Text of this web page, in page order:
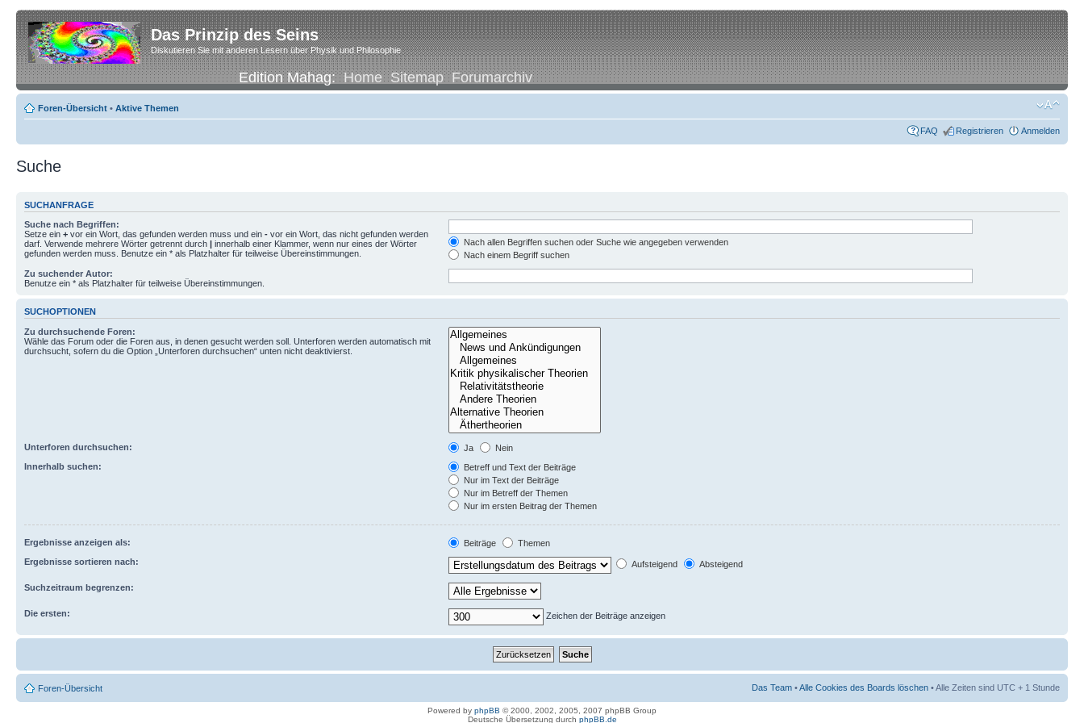
Das Prinzip des Seins
Diskutieren Sie mit anderen Lesern über Physik und Philosophie
Edition Mahag:Home Sitemap Forumarchiv
Foren-Übersicht • Aktive Themen
FAQ Registrieren Anmelden
Suche
SUCHANFRAGE
Suche nach Begriffen:
Setze ein + vor ein Wort, das gefunden werden muss und ein - vor ein Wort, das nicht gefunden werden
darf. Verwende mehrere Wörter getrennt durch | innerhalb einer Klammer, wenn nur eines der Wörter
gefunden werden muss. Benutze ein * als Platzhalter für teilweise Übereinstimmungen.
Nach allen Begriffen suchen oder Suche wie angegeben verwenden
Nach einem Begriff suchen
Zu suchender Autor:
Benutze ein * als Platzhalter für teilweise Übereinstimmungen.
SUCHOPTIONEN
Zu durchsuchende Foren:
Wähle das Forum oder die Foren aus, in denen gesucht werden soll. Unterforen werden automatisch mit
durchsucht, sofern du die Option „Unterforen durchsuchen“ unten nicht deaktivierst.
Unterforen durchsuchen: Ja
Nein
Innerhalb suchen:
Betreff und Text der Beiträge
Nur im Text der Beiträge
Nur im Betreff der Themen
Nur im ersten Beitrag der Themen
Ergebnisse anzeigen als: Beiträge
Themen
Ergebnisse sortieren nach:
Aufsteigend Absteigend
Suchzeitraum begrenzen:
Die ersten: Zeichen der Beiträge anzeigen
Foren-Übersicht Das Team •Alle Cookies des Boards löschen • Alle Zeiten sind UTC + 1 Stunde
Powered by phpBB © 2000, 2002, 2005, 2007 phpBB Group
Deutsche Übersetzung durch phpBB.de